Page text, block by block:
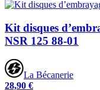
Kit disques
NSR 125 88-01
La Bécanerie
28,90 €